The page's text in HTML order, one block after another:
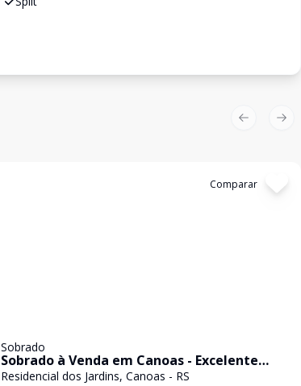
Comparar
Sobrado
Sobrado à Venda em Canoas - Excelente
Oportunidade!
Residencial dos Jardins, Canoas - RS
Previous